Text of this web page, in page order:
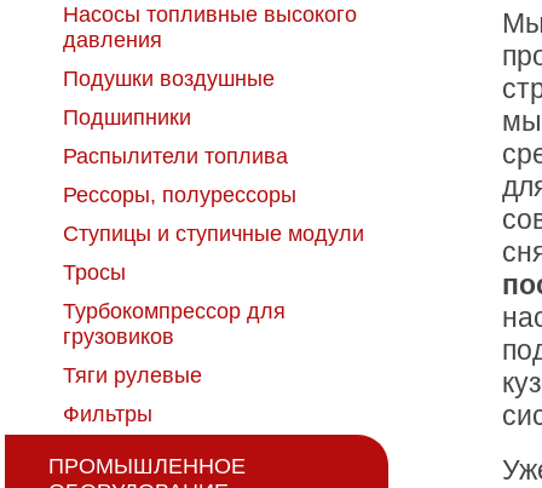
Насосы топливные высокого
давления
Подушки воздушные
Подшипники
Распылители топлива
Рессоры, полурессоры
Ступицы и ступичные модули
Тросы
Турбокомпрессор для
грузовиков
Тяги рулевые
Фильтры
ПРОМЫШЛЕННОЕ
мы